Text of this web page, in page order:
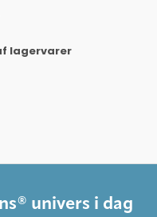
lagervarer
univers i dag